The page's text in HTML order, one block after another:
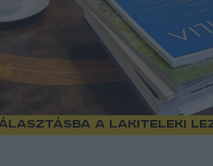
a lakiteleki